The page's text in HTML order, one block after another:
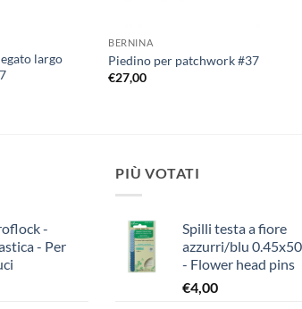
largo
BERNINA
Piedino per patchwork #37
€27,00
-
- Per
PIÙ VOTATI
Spilli testa a fiore
azzurri/blu
- Flower head pins
€4,00